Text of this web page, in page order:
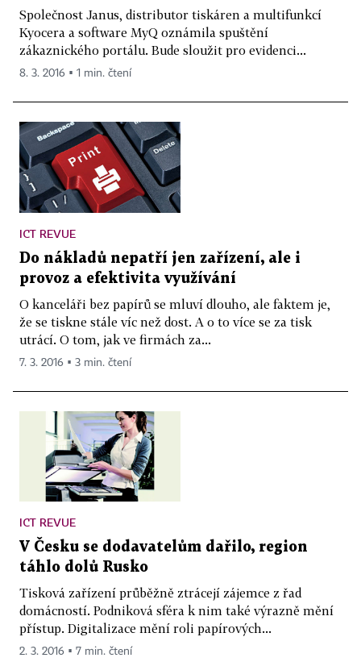
Společnost Janus, distributor tiskáren a multifunkcí
Kyocera a software MyQ oznámila spuštění
zákaznického portálu. Bude sloužit pro evidenci...
8. 3. 2016 ▪ 1 min. čtení
ICT REVUE
Do nákladů nepatří jen zařízení, ale i
provoz a efektivita využívání
O kanceláři bez papírů se mluví dlouho, ale faktem je,
že se tiskne stále víc než dost. A o to více se za tisk
utrácí. O tom, jak ve firmách za...
7. 3. 2016 ▪ 3 min. čtení
ICT REVUE
V Česku se dodavatelům dařilo, region
táhlo dolů Rusko
Tisková zařízení průběžně ztrácejí zájemce z řad
domácností. Podniková sféra k nim také výrazně mění
přístup. Digitalizace mění roli papírových...
2. 3. 2016 ▪ 7 min. čtení